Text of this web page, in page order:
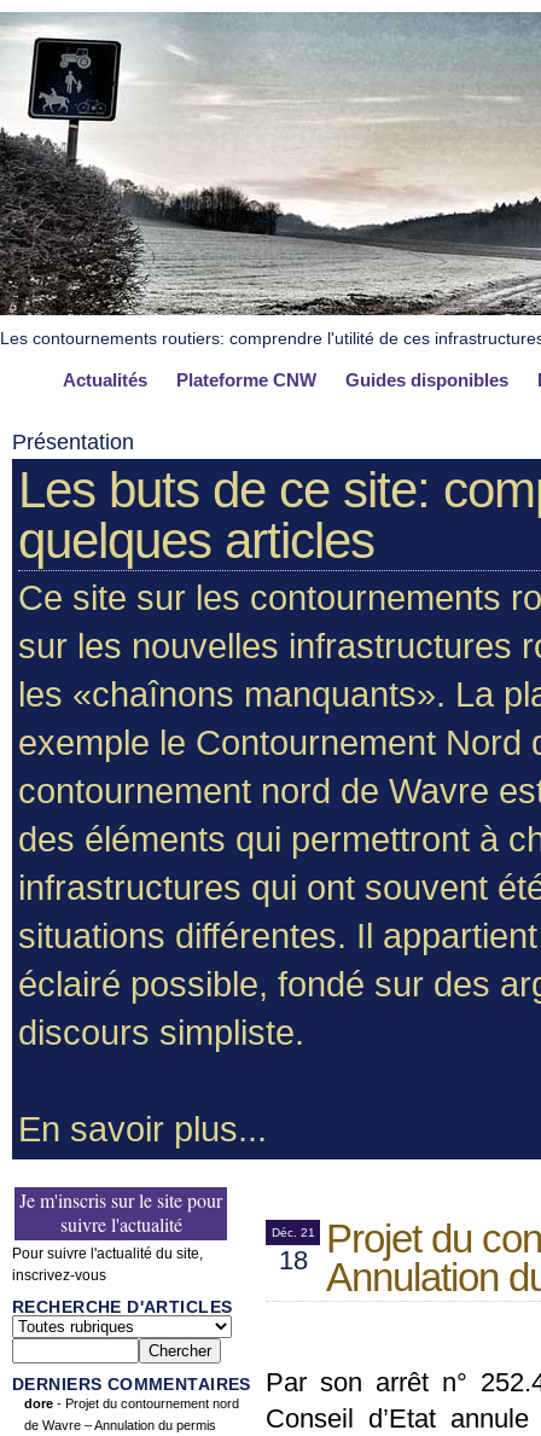
Les contournements routiers: comprendre l'utilité de ces
Actualités Plateforme CNW Guides disponibles
Présentation
Les buts de ce site:
quelques articles
Ce site sur les contournements
sur les nouvelles infrastructures
les «chaînons manquants». La
exemple le Contournement Nord
contournement nord de Wavre
des éléments qui permettront à
infrastructures qui ont souvent
situations différentes. Il
éclairé possible, fondé sur des
discours simpliste.
En savoir plus...
Je m'inscris sur le site pour
suivre l'actualité
Pour suivre l'actualité du site,
inscrivez-vous
RECHERCHE D'ARTICLES
DERNIERS COMMENTAIRES
dore - Projet du contournement nord
de Wavre – Annulation du permis
Déc. 21
18
Projet du
Annulation
Par son arrêt n°
Conseil d’Etat